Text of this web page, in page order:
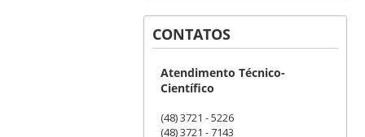
CONTATOS
Atendimento Técnico-
Científico
(48) 3721 - 5226
(48) 3721 - 7143